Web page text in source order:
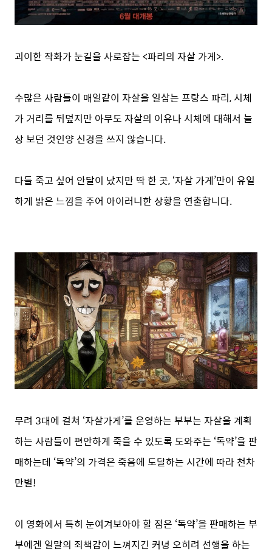
괴이한 작화가 눈길을 사로잡는 <파리의 자살 가게>.
수많은 사람들이 매일같이 자살을 일삼는 프랑스 파리, 시체
가 거리를 뒤덮지만 아무도 자살의 이유나 시체에 대해서 늘
상 보던 것인양 신경을 쓰지 않습니다.
다들 죽고 싶어 안달이 났지만 딱 한 곳, ‘자살 가게’만이 유일
하게 밝은 느낌을 주어 아이러니한 상황을 연출합니다.
무려 3대에 걸쳐 ‘자살가게’를 운영하는 부부는 자살을 계획
하는 사람들이 편안하게 죽을 수 있도록 도와주는 ‘독약’을 판
매하는데 ‘독약’의 가격은 죽음에 도달하는 시간에 따라 천차
만별!
이 영화에서 특히 눈여겨보아야 할 점은 ‘독약’을 판매하는 부
부에겐 일말의 죄책감이 느껴지긴 커녕 오히려 선행을 하는